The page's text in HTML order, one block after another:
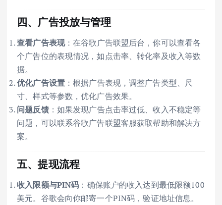
四、广告投放与管理
查看广告表现：在谷歌广告联盟后台，你可以查看各
个广告位的表现情况，如点击率、转化率及收入等数
据。
优化广告设置：根据广告表现，调整广告类型、尺
寸、样式等参数，优化广告效果。
问题反馈：如果发现广告点击率过低、收入不稳定等
问题，可以联系谷歌广告联盟客服获取帮助和解决方
案。
五、提现流程
收入限额与PIN码 ：确保账户的收入达到最低限额100
美元。谷歌会向你邮寄一个PIN码，验证地址信息。